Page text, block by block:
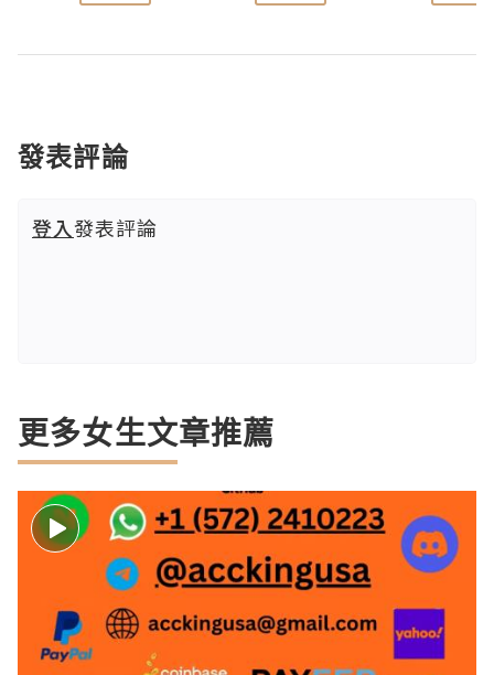
發表評論
登入發表評論
更多女生文章推薦